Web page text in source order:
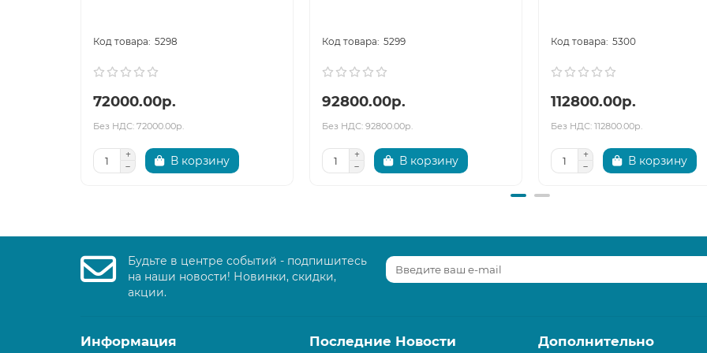
5298
72000.00р.
Без НДС: 72000.00р.
В корзину
5299
92800.00р.
Без НДС: 92800.00р.
В корзину
5300
112800.00р.
Без НДС: 112800.00р.
В корзину
Будьте в центре событий - подпишитесь
на наши новости! Новинки, скидки,
акции.
Информация Последние Новости Дополнительно